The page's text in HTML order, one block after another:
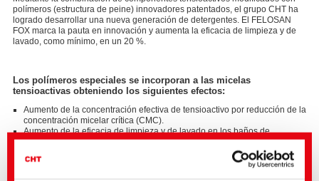
polímeros (estructura de peine) innovadores patentados, el grupo CHT ha
logrado desarrollar una nueva generación de detergentes. El FELOSAN
FOX marca la pauta en innovación y aumenta la eficacia de limpieza y de
lavado, como mínimo, en un 20 %.
Los polímeros especiales se incorporan a las micelas
tensioactivas obteniendo los siguientes efectos:
Aumento de la concentración efectiva de tensioactivo por reducción de la
concentración micelar crítica (CMC).
Aumento de la eficacia de limpieza y de lavado en los baños de
tratamiento como mínimo en un 20 % comparado con los detergentes
Estabilización de la suciedad desprendida debido a efectos estéricos y